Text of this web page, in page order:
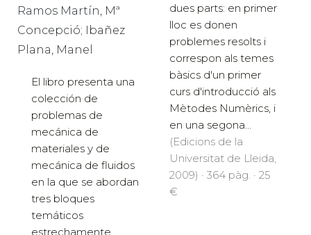
Ramos Martín, Mª
Concepció; Ibañez
Plana, Manel
El libro presenta una
colección de
problemas de
mecánica de
materiales y de
mecánica de fluidos
en la que se abordan
tres bloques
temáticos
estrechamente
dues parts: en primer
lloc es donen
problemes resolts i
correspon als temes
bàsics d'un primer
curs d'introducció als
Mètodes Numèrics, i
en una segona...
(Edicions de la
Universitat de Lleida,
2009) · 364 pàg. · 25
€